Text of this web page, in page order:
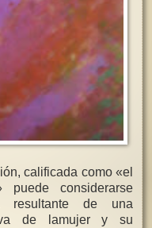
calificada como «el
considerarse
resultante de una
de lamujer y su